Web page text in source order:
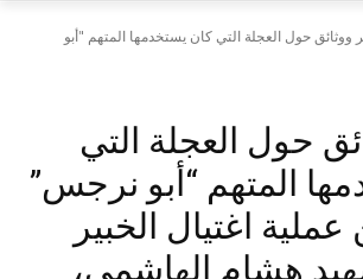
ووثائق حول العجلة التي كان يستخدمها المتهم "أبو
حول العجلة التي
المتهم “أبو نرجس”
اغتيال الخبير
هشام الهاشمي،